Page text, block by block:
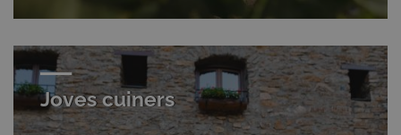
Joves cuiners